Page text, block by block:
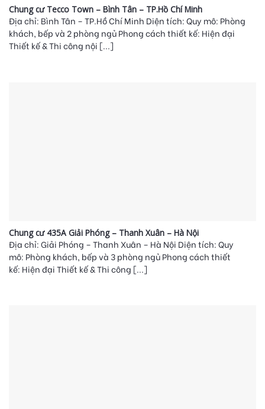
Chung cư Tecco Town – Bình Tân – TP.Hồ Chí Minh
Địa chỉ: Bình Tân – TP.Hồ Chí Minh Diện tích: Quy mô: Phòng
khách, bếp và 2 phòng ngủ Phong cách thiết kế: Hiện đại
Thiết kế & Thi công nội [...]
Chung cư 435A Giải Phóng – Thanh Xuân – Hà Nội
Địa chỉ: Giải Phóng – Thanh Xuân – Hà Nội Diện tích: Quy
mô: Phòng khách, bếp và 3 phòng ngủ Phong cách thiết
kế: Hiện đại Thiết kế & Thi công [...]